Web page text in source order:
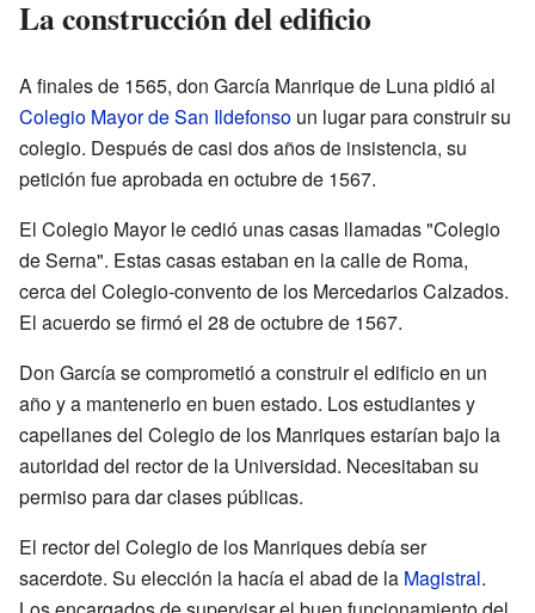
La construcción del edificio
A finales de 1565, don García Manrique de Luna pidió al
Colegio Mayor de San Ildefonso un lugar para construir su
colegio. Después de casi dos años de insistencia, su
petición fue aprobada en octubre de 1567.
El Colegio Mayor le cedió unas casas llamadas "Colegio
de Serna". Estas casas estaban en la calle de Roma,
cerca del Colegio-convento de los Mercedarios Calzados.
El acuerdo se firmó el 28 de octubre de 1567.
Don García se comprometió a construir el edificio en un
año y a mantenerlo en buen estado. Los estudiantes y
capellanes del Colegio de los Manriques estarían bajo la
autoridad del rector de la Universidad. Necesitaban su
permiso para dar clases públicas.
El rector del Colegio de los Manriques debía ser
sacerdote. Su elección la hacía el abad de la Magistral.